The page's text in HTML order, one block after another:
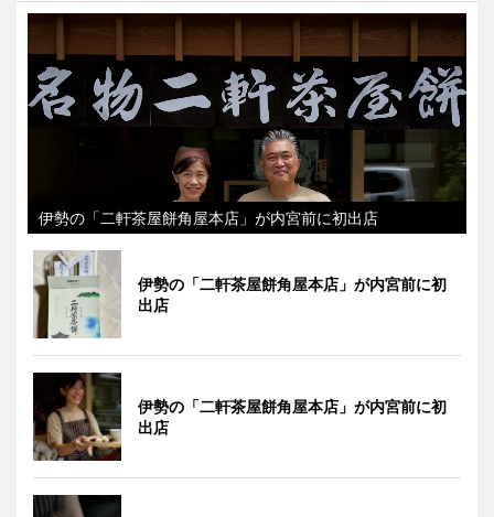
伊勢の「二軒茶屋餅角屋本店」が内宮前に初出店
伊勢の「二軒茶屋餅角屋本店」が内宮前に初
出店
伊勢の「二軒茶屋餅角屋本店」が内宮前に初
出店